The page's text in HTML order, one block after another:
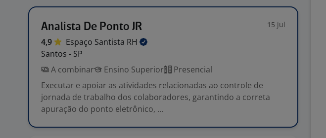
Analista De Ponto JR 15 jul
4,9 Espaço Santista RH
Santos - SP
A combinar
Ensino Superior
Presencial
Executar e apoiar as atividades relacionadas ao controle de
jornada de trabalho dos colaboradores, garantindo a correta
apuração do ponto eletrônico, ...